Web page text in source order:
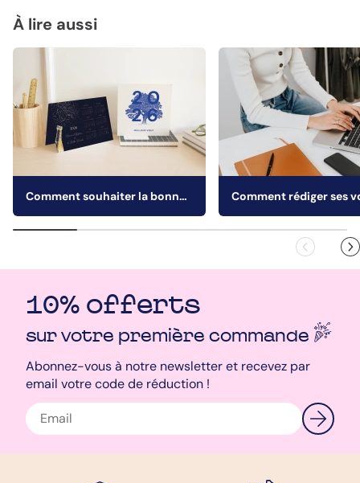
À lire aussi
Comment souhaiter la bonne année à vos collaborateurs ?
10% offerts
sur votre première commande
Abonnez-vous à notre newsletter et recevez par
email votre code de réduction !